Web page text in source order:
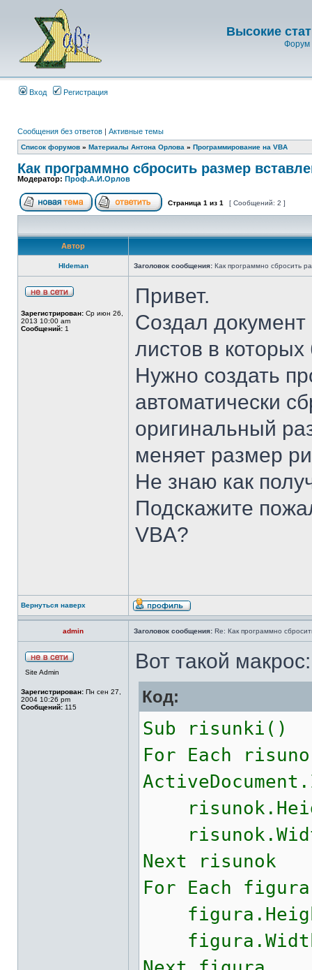
Высокие
Форум
Вход Регистрация
Сообщения без ответов | Активные темы
Список форумов » Материалы Антона Орлова » Программирование на VBA
Как программно сбросить размер
Модератор: Проф.А.И.Орлов
Страница 1 из 1 [ Сообщений: 2 ]
Автор
HIdeman Заголовок сообщения: Как программно сбросить
Зарегистрирован: Ср июн 26,
2013 10:00 am
Сообщений: 1
Привет.
Создал
листов в
Нужно создать
автоматически
оригинальный
меняет размер
Не знаю как
Подскажите
VBA?
Вернуться наверх
admin Заголовок сообщения: Re: Как программно
Site Admin
Зарегистрирован: Пн сен 27,
2004 10:26 pm
Сообщений: 115
Вот такой макрос:
Код:
Sub risunki()
For Each
risunok.Width
Next risunok
For Each figura
figura.Height
figura.Width =